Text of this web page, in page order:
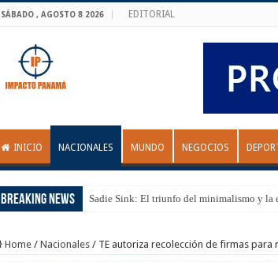
SÁBADO , AGOSTO 8 2026 EDITORIAL
INICIO NACIONALES MUNDO NEGOCIOS
Breaking News Sadie Sink: El triunfo del minimalismo y la
Home / Nacionales / TE autoriza recolección de firmas